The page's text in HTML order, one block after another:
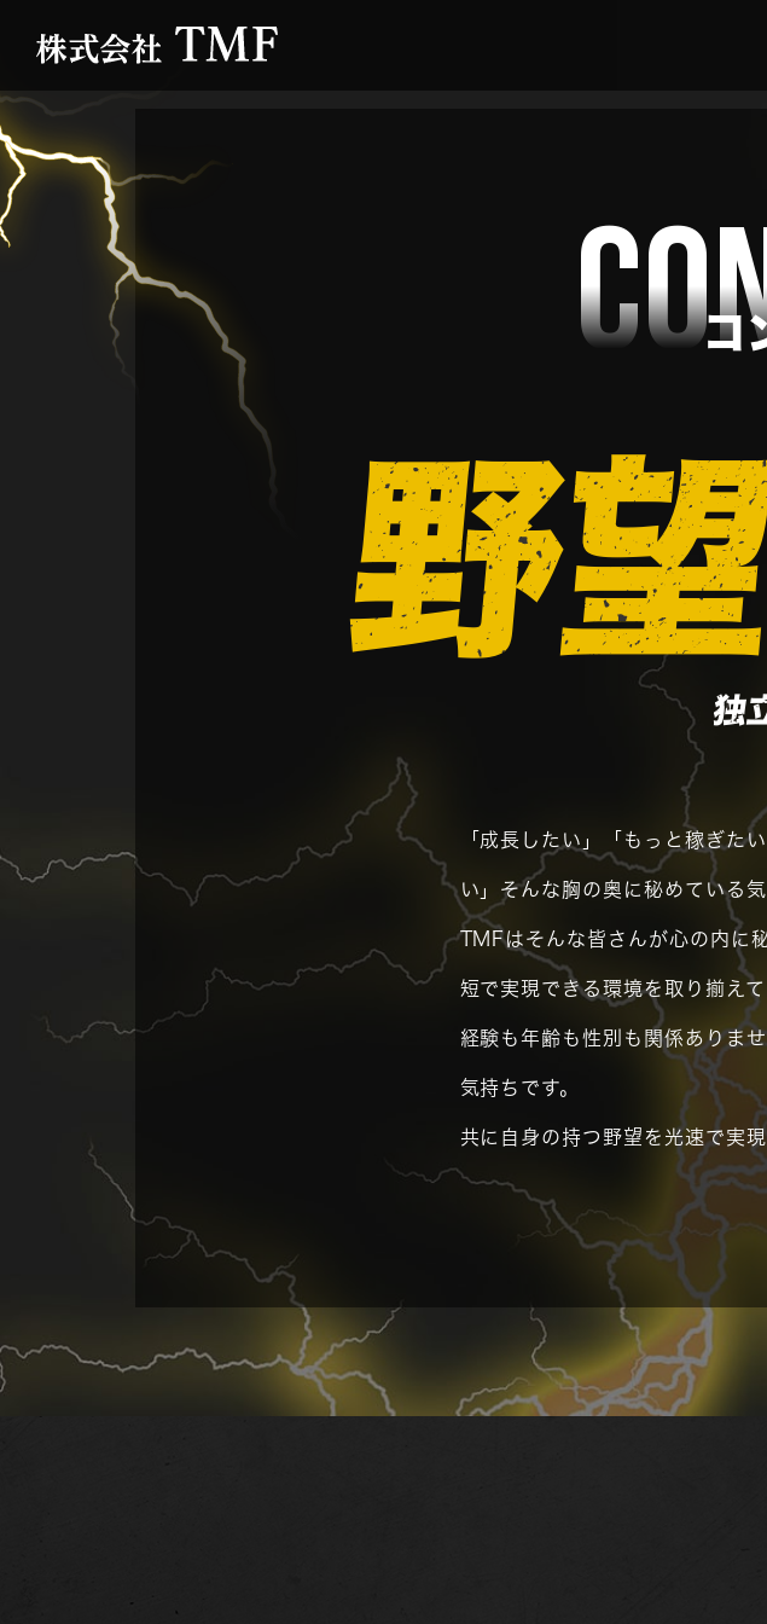
コ
野
独
「成長したい」「もっと稼ぎた
い」そんな胸の奥に秘めている
TMFはそんな皆さんが心の内に
短で実現できる環境を取り揃えて
経験も年齢も性別も関係ありま
気持ちです。
共に自身の持つ野望を光速で実